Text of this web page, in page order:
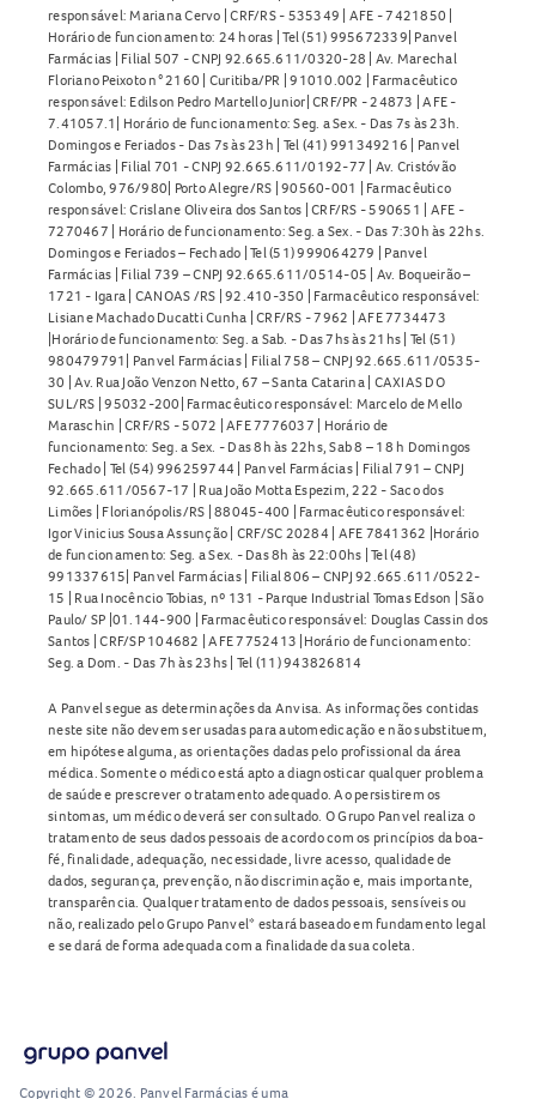
responsável: Mariana Cervo | CRF/RS - 535349 | AFE - 7421850 |
Horário de funcionamento: 24 horas | Tel (51) 995672339| Panvel
Farmácias | Filial 507 - CNPJ 92.665.611/0320-28 | Av. Marechal
Floriano Peixoto n° 2160 | Curitiba/PR | 91010.002 | Farmacêutico
responsável: Edilson Pedro Martello Junior| CRF/PR - 24873 | AFE -
7.41057.1| Horário de funcionamento: Seg. a Sex. - Das 7s às 23h.
Domingos e Feriados - Das 7s às 23h | Tel (41) 991349216 | Panvel
Farmácias | Filial 701 - CNPJ 92.665.611/0192-77 | Av. Cristóvão
Colombo, 976/980| Porto Alegre/RS | 90560-001 | Farmacêutico
responsável: Crislane Oliveira dos Santos | CRF/RS - 590651 | AFE -
7270467 | Horário de funcionamento: Seg. a Sex. - Das 7:30h às 22hs.
Domingos e Feriados – Fechado | Tel (51) 999064279 | Panvel
Farmácias | Filial 739 – CNPJ 92.665.611/0514-05 | Av. Boqueirão –
1721 - Igara | CANOAS /RS | 92.410-350 | Farmacêutico responsável:
Lisiane Machado Ducatti Cunha | CRF/RS - 7962 | AFE 7734473
|Horário de funcionamento: Seg. a Sab. - Das 7hs às 21hs | Tel (51)
980479791| Panvel Farmácias | Filial 758 – CNPJ 92.665.611/0535-
30 | Av. Rua João Venzon Netto, 67 – Santa Catarina | CAXIAS DO
SUL/RS | 95032-200| Farmacêutico responsável: Marcelo de Mello
Maraschin | CRF/RS - 5072 | AFE 7776037 | Horário de
funcionamento: Seg. a Sex. - Das 8h às 22hs, Sab 8 – 18 h Domingos
Fechado | Tel (54) 996259744 | Panvel Farmácias | Filial 791 – CNPJ
92.665.611/0567-17 | Rua João Motta Espezim, 222 - Saco dos
Limões | Florianópolis/RS | 88045-400 | Farmacêutico responsável:
Igor Vinicius Sousa Assunção | CRF/SC 20284 | AFE 7841362 |Horário
de funcionamento: Seg. a Sex. - Das 8h às 22:00hs | Tel (48)
991337615| Panvel Farmácias | Filial 806 – CNPJ 92.665.611/0522-
15 | Rua Inocêncio Tobias, nº 131 - Parque Industrial Tomas Edson | São
Paulo/ SP |01.144-900 | Farmacêutico responsável: Douglas Cassin dos
Santos | CRF/SP 104682 | AFE 7752413 |Horário de funcionamento:
Seg. a Dom. - Das 7h às 23hs | Tel (11) 943826814
A Panvel segue as determinações da Anvisa. As informações contidas
neste site não devem ser usadas para automedicação e não substituem,
em hipótese alguma, as orientações dadas pelo profissional da área
médica. Somente o médico está apto a diagnosticar qualquer problema
de saúde e prescrever o tratamento adequado. Ao persistirem os
sintomas, um médico deverá ser consultado. O Grupo Panvel realiza o
tratamento de seus dados pessoais de acordo com os princípios da boa-
fé, finalidade, adequação, necessidade, livre acesso, qualidade de
dados, segurança, prevenção, não discriminação e, mais importante,
transparência. Qualquer tratamento de dados pessoais, sensíveis ou
não, realizado pelo Grupo Panvel* estará baseado em fundamento legal
e se dará de forma adequada com a finalidade da sua coleta.
Copyright © 2026. Panvel Farmácias é uma